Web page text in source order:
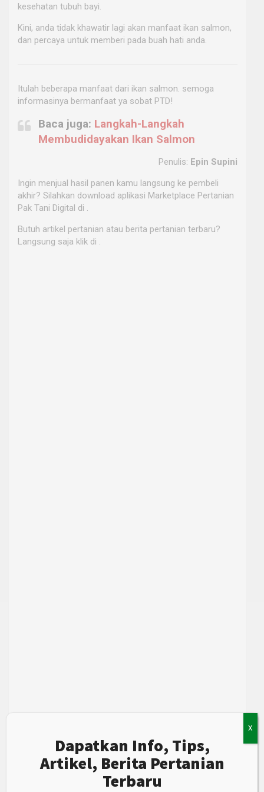
kesehatan tubuh bayi.
Kini, anda tidak khawatir lagi akan manfaat ikan salmon,
dan percaya untuk memberi pada buah hati anda.
Itulah beberapa manfaat dari ikan salmon. semoga
informasinya bermanfaat ya sobat PTD!
Baca juga: Langkah-Langkah
Membudidayakan Ikan Salmon
Penulis: Epin Supini
Ingin menjual hasil panen kamu langsung ke pembeli
akhir? Silahkan download aplikasi Marketplace Pertanian
Pak Tani Digital di .
Butuh artikel pertanian atau berita pertanian terbaru?
Langsung saja klik di .
Dapatkan Info, Tips,
Artikel, Berita Pertanian
Terbaru
X